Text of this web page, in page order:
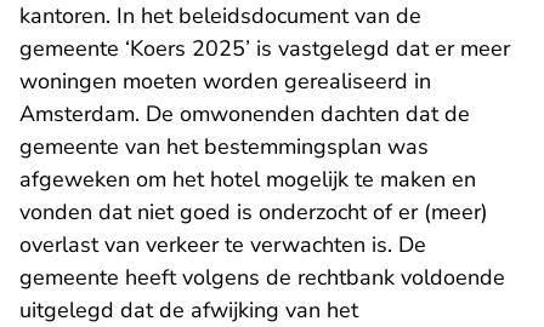
kantoren. In het beleidsdocument van de
gemeente ‘Koers 2025’ is vastgelegd dat er meer
woningen moeten worden gerealiseerd in
Amsterdam. De omwonenden dachten dat de
gemeente van het bestemmingsplan was
afgeweken om het hotel mogelijk te maken en
vonden dat niet goed is onderzocht of er (meer)
overlast van verkeer te verwachten is. De
gemeente heeft volgens de rechtbank voldoende
uitgelegd dat de afwijking van het